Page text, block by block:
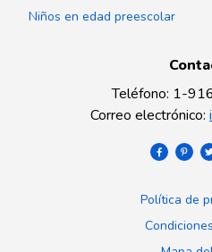
Niños en edad preescolar
Teléfono: 1-
Correo electrónico:
Política de